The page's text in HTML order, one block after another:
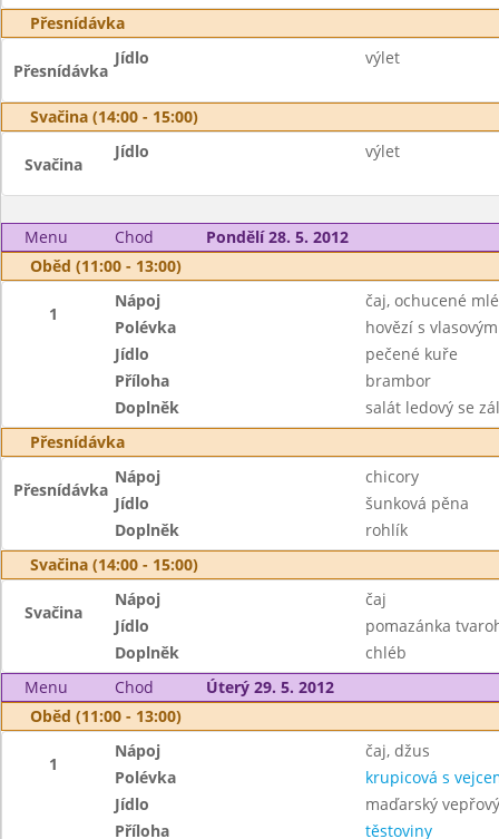
Přesnídávka
Přesnídávka
Jídlo výlet
Svačina (14:00 - 15:00)
Svačina
Jídlo výlet
Menu Chod
Pondělí 28. 5. 2012
Oběd (11:00 - 13:00)
1
Nápoj
čaj, ochucené
Polévka
hovězí s
Jídlo
pečené kuře
Příloha
brambor
Doplněk
salát ledový se
Přesnídávka
Přesnídávka
Nápoj
chicory
Jídlo
šunková pěna
Doplněk
rohlík
Svačina (14:00 - 15:00)
Svačina
Nápoj
čaj
Jídlo
pomazánka
Doplněk
chléb
Menu
Chod
Úterý 29. 5. 2012
Oběd (11:00 - 13:00)
1
Nápoj
čaj, džus
Polévka
krupicová s
Jídlo
maďarský
Příloha
těstoviny